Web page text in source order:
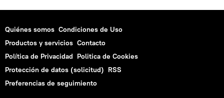
Quiénes somos Condiciones de Uso
Productos y servicios Contacto
Política de Privacidad Politica de Cookies
Protección de datos (solicitud) RSS
Preferencias de seguimiento